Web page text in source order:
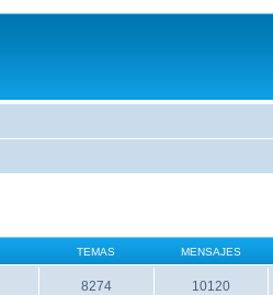
TEMAS MENSAJES
8274 10120